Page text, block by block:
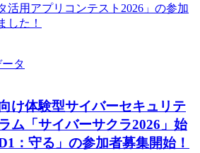
活用アプリコンテスト2026」の参加
した！
タ
け体験型サイバーセキュリテ
ム「サイバーサクラ2026」始
：守る」の参加者募集開始！